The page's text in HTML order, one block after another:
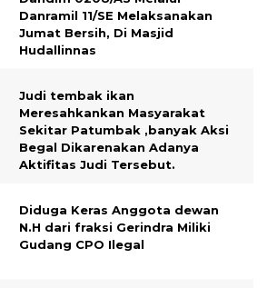
Danramil 11/SE Melaksanakan
Jumat Bersih, Di Masjid
Hudallinnas
Judi tembak ikan
Meresahkankan Masyarakat
Sekitar Patumbak ,banyak Aksi
Begal Dikarenakan Adanya
Aktifitas Judi Tersebut.
Diduga Keras Anggota dewan
N.H dari fraksi Gerindra Miliki
Gudang CPO Ilegal